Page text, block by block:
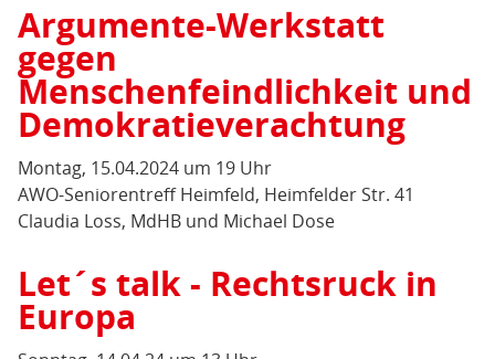
Argumente-Werkstatt
gegen
Menschenfeindlichkeit und
Demokratieverachtung
Montag, 15.04.2024 um 19 Uhr
AWO-Seniorentreff Heimfeld, Heimfelder Str. 41
Claudia Loss, MdHB und Michael Dose
Let´s talk - Rechtsruck in
Europa